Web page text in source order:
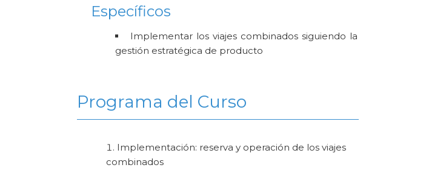
Específicos
Implementar los viajes combinados siguiendo la
gestión estratégica de producto
Programa del Curso
Implementación: reserva y operación de los viajes
combinados